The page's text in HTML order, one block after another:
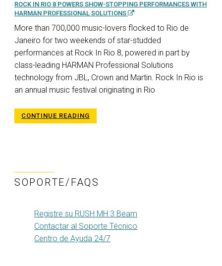
ROCK IN RIO 8 POWERS SHOW-STOPPING PERFORMANCES WITH
HARMAN PROFESSIONAL SOLUTIONS
More than 700,000 music-lovers flocked to Rio de
Janeiro for two weekends of star-studded
performances at Rock In Rio 8, powered in part by
class-leading HARMAN Professional Solutions
technology from JBL, Crown and Martin. Rock In Rio is
an annual music festival originating in Rio
CONTINUE READING
SOPORTE/FAQS
Registre su RUSH MH 3 Beam
Contactar al Soporte Técnico
Centro de Ayuda 24/7